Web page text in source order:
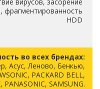
фрагментированность
HDD
во всех брендах:
Асус, Леново, Бенкью,
PACKARD BELL,
PANASONIC, SAMSUNG.